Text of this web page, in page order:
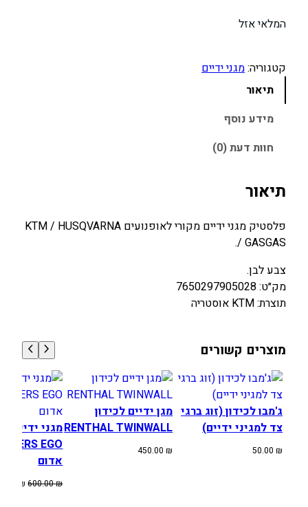
המלאי אזל
קטגוריה:מגני ידיים
תיאור
מידע נוסף
חוות דעת (0)
תיאור
פלסטיק מגני ידיים מקורי לאופנועים KTM / HUSQVARNA
/ GASGAS.
צבע לבן.
מק״ט: 7650297905028
תוצרת: KTM אוסטריה
מוצרים קשורים
ג'מבו לכידון (זוג ברגי
צד למגיני ידיים)
50.00 ₪
מגן ידיים לכידון
RENTHAL TWINWALL
450.00₪
מגני ידיים
EGO
אדום
600.00₪
המחיר₪